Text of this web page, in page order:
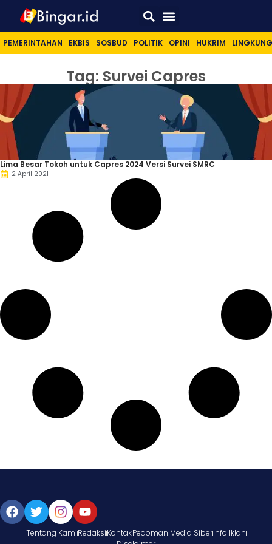
PEMERINTAHAN EKBIS SOSBUD POLITIK OPINI HUKRIM
Tag: Survei Capres
Lima Besar Tokoh untuk Capres 2024 Versi Survei SMRC
2 April 2021
Tentang KamiRedaksiKontakPedoman Media SiberInfo Iklan